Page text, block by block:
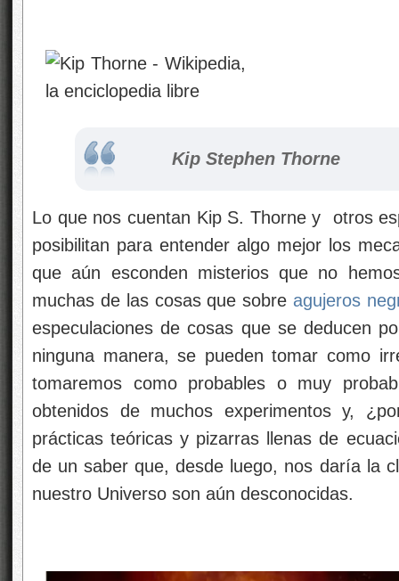
Kip Stephen Thorne
Lo que nos cuentan Kip S. Thorne y otros
posibilitan para entender algo mejor los
que aún esconden misterios que no
muchas de las cosas que sobre agujeros
especulaciones de cosas que se deducen
ninguna manera, se pueden tomar como
tomaremos como probables o muy
obtenidos de muchos experimentos y,
prácticas teóricas y pizarras llenas de
de un saber que, desde luego, nos daría la
nuestro Universo son aún desconocidas.